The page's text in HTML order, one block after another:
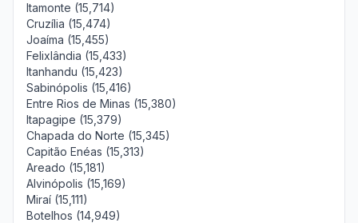
Itamonte (15,714)
Cruzília (15,474)
Joaíma (15,455)
Felixlândia (15,433)
Itanhandu (15,423)
Sabinópolis (15,416)
Entre Rios de Minas (15,380)
Itapagipe (15,379)
Chapada do Norte (15,345)
Capitão Enéas (15,313)
Areado (15,181)
Alvinópolis (15,169)
Miraí (15,111)
Botelhos (14,949)